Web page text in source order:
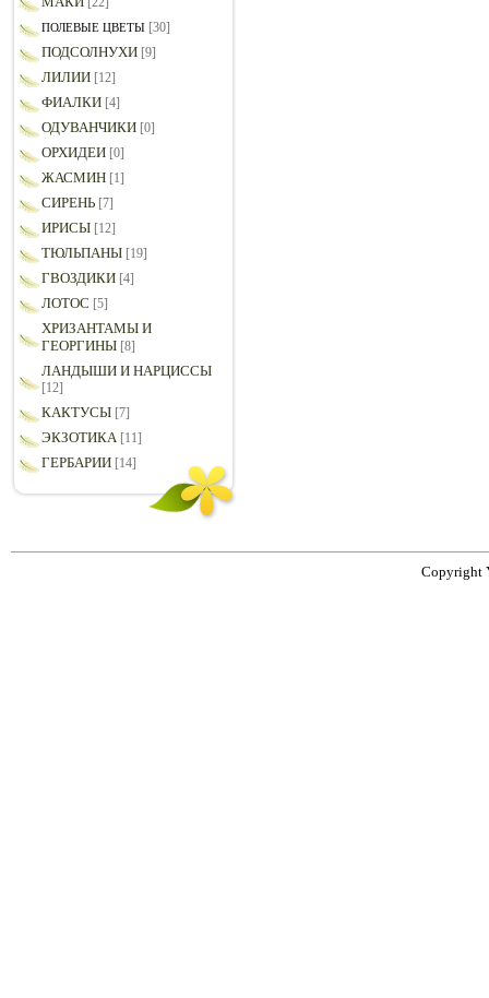
ПОЛЕВЫЕ ЦВЕТЫ [30]
ПОДСОЛНУХИ [9]
ЛИЛИИ [12]
ФИАЛКИ [4]
ОДУВАНЧИКИ [0]
ОРХИДЕИ [0]
ЖАСМИН [1]
СИРЕНЬ [7]
ИРИСЫ [12]
ТЮЛЬПАНЫ [19]
ГВОЗДИКИ [4]
ЛОТОС [5]
ХРИЗАНТАМЫ И
ГЕОРГИНЫ [8]
ЛАНДЫШИ И НАРЦИССЫ
[12]
КАКТУСЫ [7]
ЭКЗОТИКА [11]
ГЕРБАРИИ [14]
Copyright